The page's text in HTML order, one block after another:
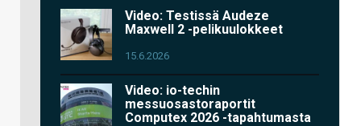
Video: Testissä Audeze
Maxwell 2 -pelikuulokkeet
15.6.2026
Video: io-techin
messuosastoraportit
Computex 2026 -tapahtumasta